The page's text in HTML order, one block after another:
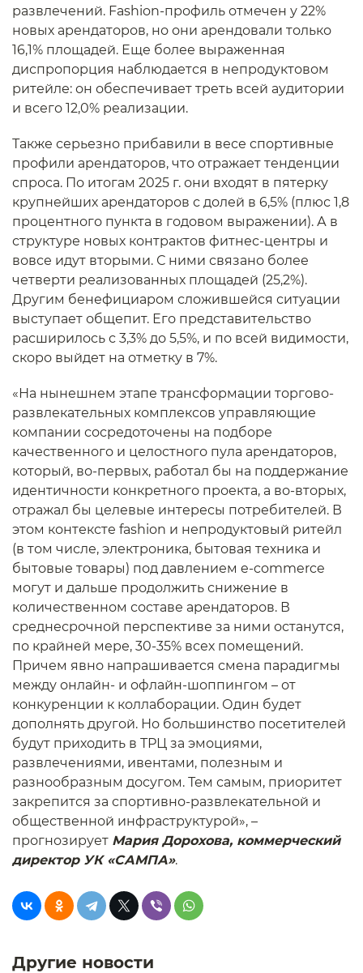
развлечений. Fashion-профиль отмечен у 22%
новых арендаторов, но они арендовали только
16,1% площадей. Еще более выраженная
диспропорция наблюдается в непродуктовом
ритейле: он обеспечивает треть всей аудитории
и всего 12,0% реализации.
Также серьезно прибавили в весе спортивные
профили арендаторов, что отражает тенденции
спроса. По итогам 2025 г. они входят в пятерку
крупнейших арендаторов с долей в 6,5% (плюс 1,8
процентного пункта в годовом выражении). А в
структуре новых контрактов фитнес-центры и
вовсе идут вторыми. С ними связано более
четверти реализованных площадей (25,2%).
Другим бенефициаром сложившейся ситуации
выступает общепит. Его представительство
расширилось с 3,3% до 5,5%, и по всей видимости,
скоро выйдет на отметку в 7%.
«На нынешнем этапе трансформации торгово-
развлекательных комплексов управляющие
компании сосредоточены на подборе
качественного и целостного пула арендаторов,
который, во-первых, работал бы на поддержание
идентичности конкретного проекта, а во-вторых,
отражал бы целевые интересы потребителей. В
этом контексте fashion и непродуктовый ритейл
(в том числе, электроника, бытовая техника и
бытовые товары) под давлением e-commerce
могут и дальше продолжить снижение в
количественном составе арендаторов. В
среднесрочной перспективе за ними останутся,
по крайней мере, 30-35% всех помещений.
Причем явно напрашивается смена парадигмы
между онлайн- и офлайн-шоппингом – от
конкуренции к коллаборации. Один будет
дополнять другой. Но большинство посетителей
будут приходить в ТРЦ за эмоциями,
развлечениями, ивентами, полезным и
разнообразным досугом. Тем самым, приоритет
закрепится за спортивно-развлекательной и
общественной инфраструктурой», –
прогнозирует Мария Дорохова, коммерческий
директор УК «САМПА».
Другие новости